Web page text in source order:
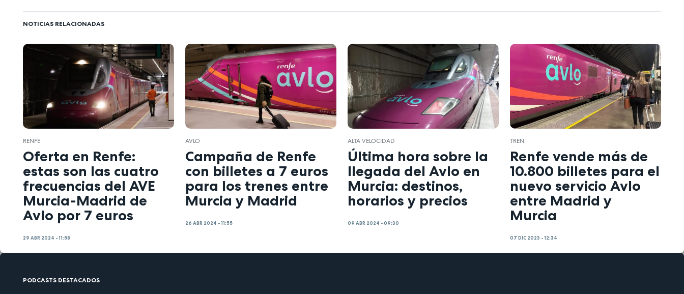
NOTICIAS RELACIONADAS
RENFE
Oferta en Renfe:
estas son las cuatro
frecuencias del AVE
Murcia-Madrid de
Avlo por 7 euros
29 ABR 2024 - 11:58
AVLO
Campaña de Renfe
con billetes a 7 euros
para los trenes entre
Murcia y Madrid
26 ABR 2024 - 11:55
ALTA VELOCIDAD
Última hora sobre la
llegada del Avlo en
Murcia: destinos,
horarios y precios
09 ABR 2024 - 09:30
TREN
Renfe vende más de
10.800 billetes para el
nuevo servicio Avlo
entre Madrid y
Murcia
07 DIC 2023 - 12:34
PODCASTS DESTACADOS